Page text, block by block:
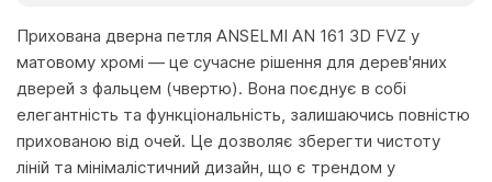
Прихована дверна петля ANSELMI AN 161 3D FVZ у
матовому хромі — це сучасне рішення для дерев'яних
дверей з фальцем (чвертю). Вона поєднує в собі
елегантність та функціональність, залишаючись повністю
прихованою від очей. Це дозволяє зберегти чистоту
ліній та мінімалістичний дизайн, що є трендом у